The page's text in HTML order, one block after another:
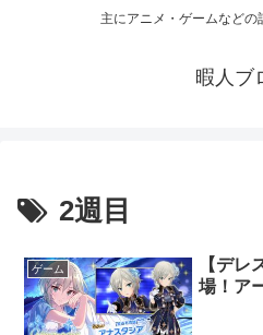
主にアニメ・ゲームなどの
暇人ブ
2週目
ゲーム
【デレ
場！ア